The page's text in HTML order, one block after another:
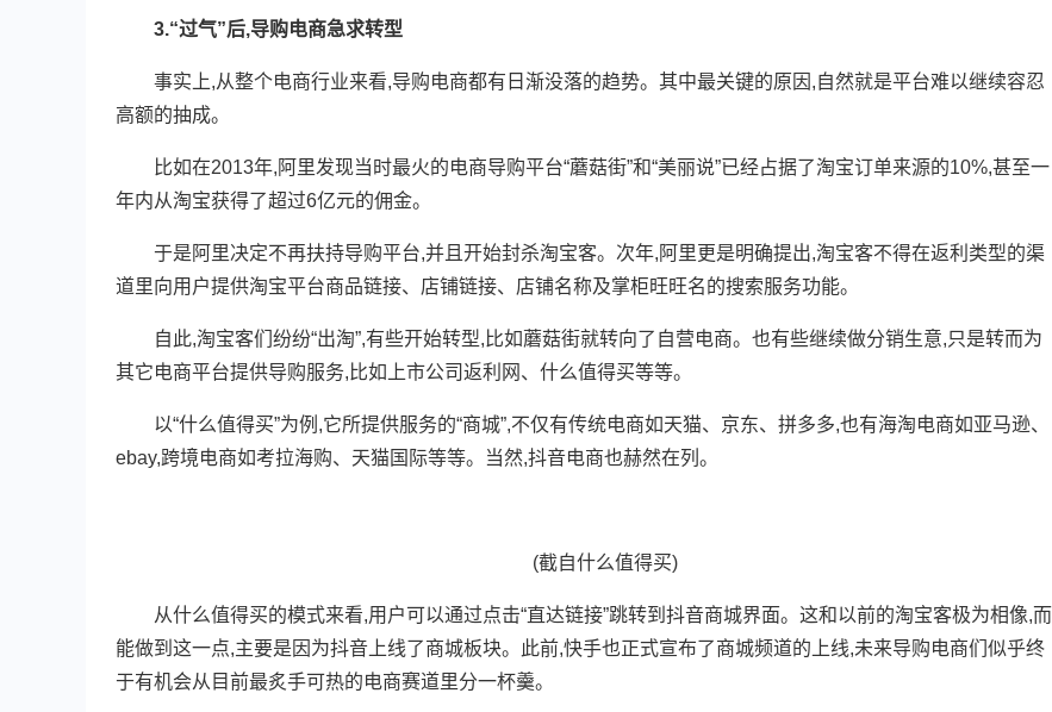
3.“过气”后,导购电商急求转型
事实上,从整个电商行业来看,导购电商都有日渐没落的趋势。其中最关键的原因,自然就是平台难以继续容忍
高额的抽成。
比如在2013年,阿里发现当时最火的电商导购平台“蘑菇街”和“美丽说”已经占据了淘宝订单来源的10%,甚至一
年内从淘宝获得了超过6亿元的佣金。
于是阿里决定不再扶持导购平台,并且开始封杀淘宝客。次年,阿里更是明确提出,淘宝客不得在返利类型的渠
道里向用户提供淘宝平台商品链接、店铺链接、店铺名称及掌柜旺旺名的搜索服务功能。
自此,淘宝客们纷纷“出淘”,有些开始转型,比如蘑菇街就转向了自营电商。也有些继续做分销生意,只是转而为
其它电商平台提供导购服务,比如上市公司返利网、什么值得买等等。
以“什么值得买”为例,它所提供服务的“商城”,不仅有传统电商如天猫、京东、拼多多,也有海淘电商如亚马逊、
ebay,跨境电商如考拉海购、天猫国际等等。当然,抖音电商也赫然在列。
(截自什么值得买)
从什么值得买的模式来看,用户可以通过点击“直达链接”跳转到抖音商城界面。这和以前的淘宝客极为相像,而
能做到这一点,主要是因为抖音上线了商城板块。此前,快手也正式宣布了商城频道的上线,未来导购电商们似乎终
于有机会从目前最炙手可热的电商赛道里分一杯羹。